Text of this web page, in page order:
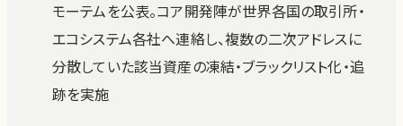
モーテムを公表。コア開発陣が世界各国の取引所・
エコシステム各社へ連絡し、複数の二次アドレスに
分散していた該当資産の凍結・ブラックリスト化・追
跡を実施